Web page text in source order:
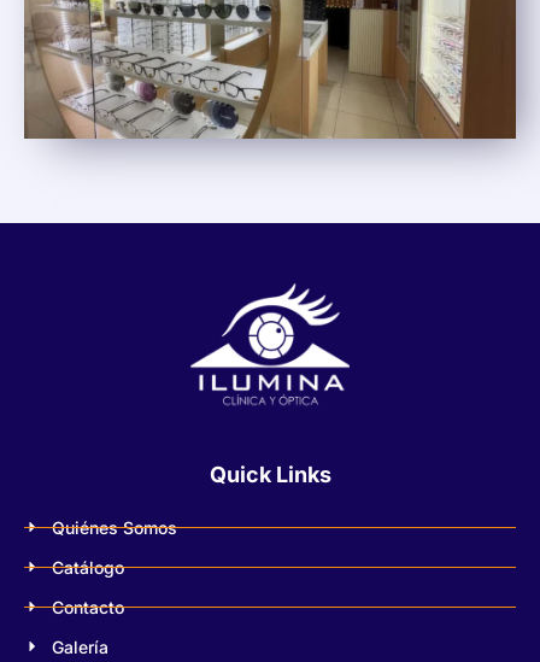
Quick Links
Quiénes Somos
Catálogo
Contacto
Galería